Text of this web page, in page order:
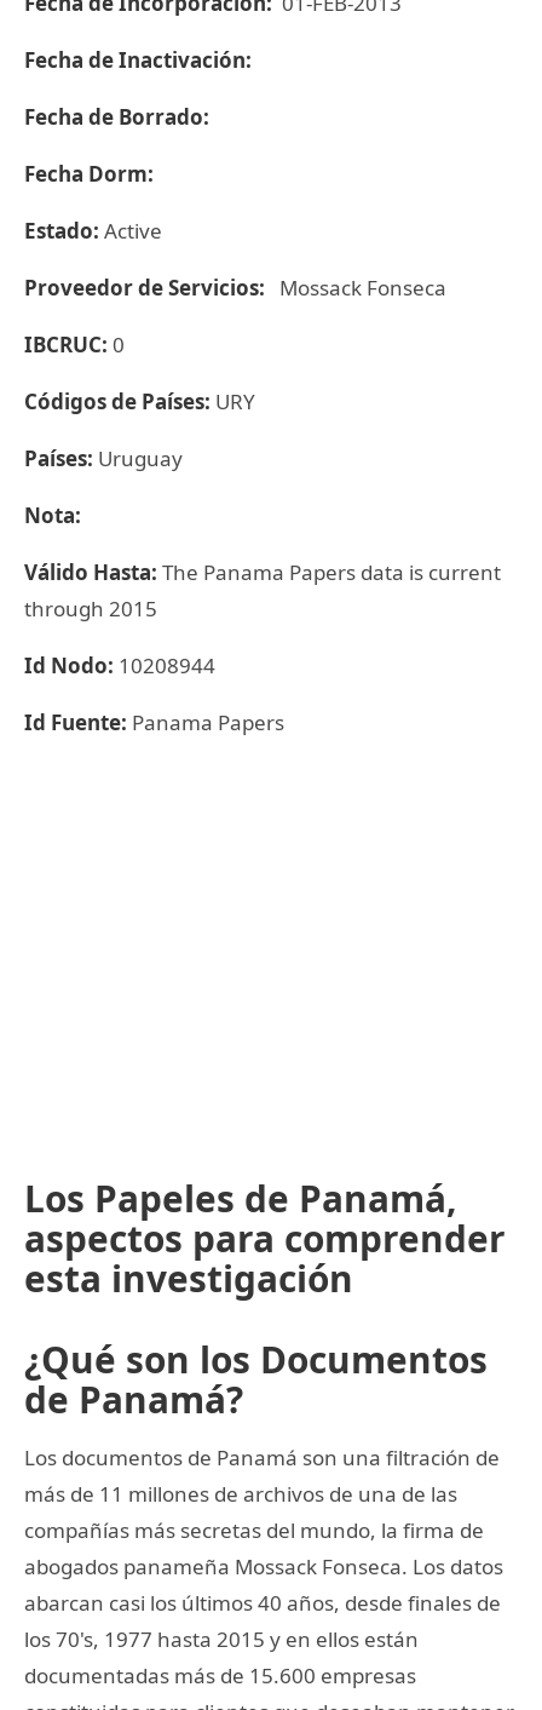
Fecha de Inactivación:
Fecha de Borrado:
Fecha Dorm:
Estado: Active
Proveedor de Servicios: Mossack Fonseca
IBCRUC: 0
Códigos de Países: URY
Países: Uruguay
Nota:
Válido Hasta: The Panama Papers data is current
through 2015
Id Nodo: 10208944
Id Fuente: Panama Papers
Los Papeles de Panamá,
aspectos para comprender
esta investigación
¿Qué son los Documentos
de Panamá?
Los documentos de Panamá son una filtración de
más de 11 millones de archivos de una de las
compañías más secretas del mundo, la firma de
abogados panameña Mossack Fonseca. Los datos
abarcan casi los últimos 40 años, desde finales de
los 70's, 1977 hasta 2015 y en ellos están
documentadas más de 15.600 empresas